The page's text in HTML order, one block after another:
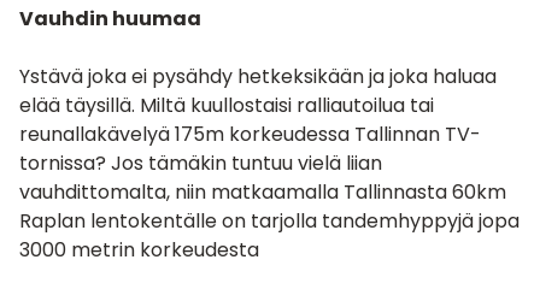
Vauhdin huumaa
Ystävä joka ei pysähdy hetkeksikään ja joka haluaa
elää täysillä. Miltä kuullostaisi ralliautoilua tai
reunallakävelyä175m korkeudessa Tallinnan TV-
tornissa? Jos tämäkin tuntuu vielä liian
vauhdittomalta, niin matkaamalla Tallinnasta 60km
Raplan lentokentälle on tarjolla tandemhyppyjäjopa
3000 metrin korkeudesta